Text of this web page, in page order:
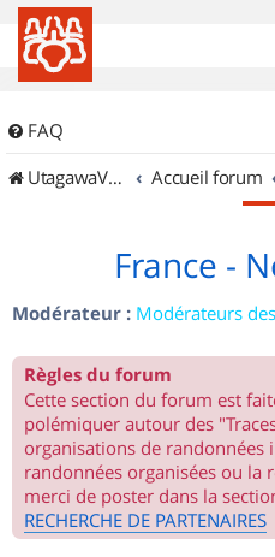
FAQ
UtagawaVTT (Randos VTT et VTTAE avec traces GPS)
Accueil forum
France -
Modérateur : Modérateurs
Règles du forum
Cette section du forum est
polémiquer autour des
organisations de
randonnées organisées ou la
merci de poster dans la
RECHERCHE DE PARTENAIRES